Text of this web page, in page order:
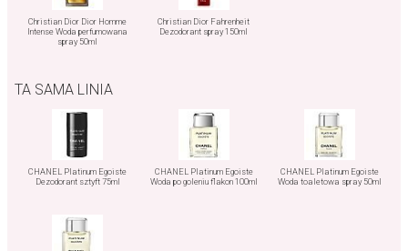
Christian Dior Dior Homme
Intense Woda perfumowana
spray 50ml
Christian Dior Fahrenheit
Dezodorant spray 150ml
TA SAMA LINIA
CHANEL Platinum Egoiste
Dezodorant sztyft 75ml
CHANEL Platinum Egoiste
Woda po goleniu flakon 100ml
CHANEL Platinum Egoiste
Woda toaletowa spray 50ml